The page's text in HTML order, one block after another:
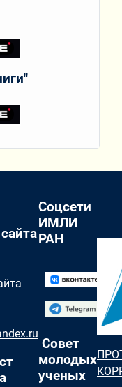
Соцсети
ИМЛИ
РАН
Совет
молодых
ученых